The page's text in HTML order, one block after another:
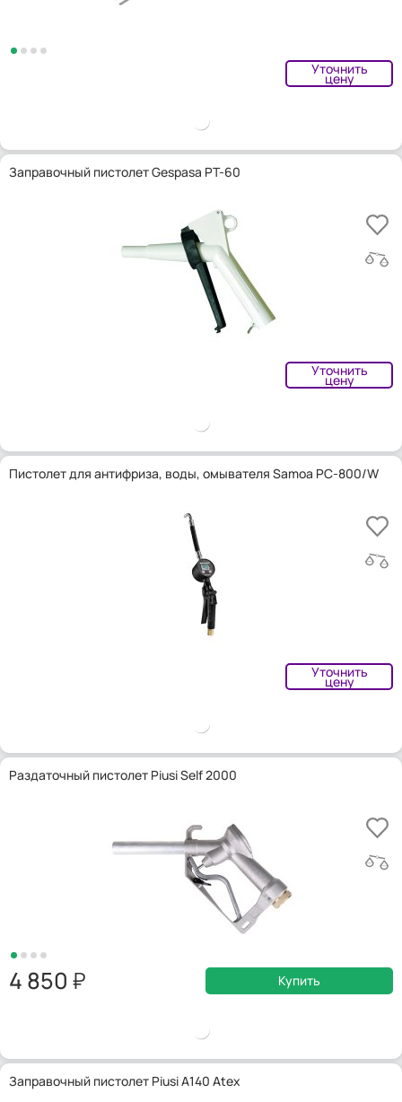
Уточнить
цену
Заправочный пистолет Gespasa PT-60
Уточнить
цену
Пистолет для антифриза, воды, омывателя Samoa PC-800/W
Уточнить
цену
Раздаточный пистолет Piusi Self 2000
4 850 Купить
Заправочный пистолет Piusi A140 Atex